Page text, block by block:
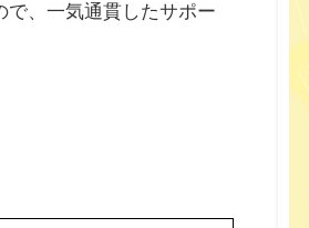
で、一気通貫したサポー